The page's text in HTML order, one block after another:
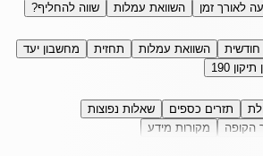
לאורך זמן השוואת עמלות
שווה להחליף?
השוואת עמלות תחזית
מחשבון יעד
190
תזרים כספים
שאלות נפוצות
הקופה מקורות מידע